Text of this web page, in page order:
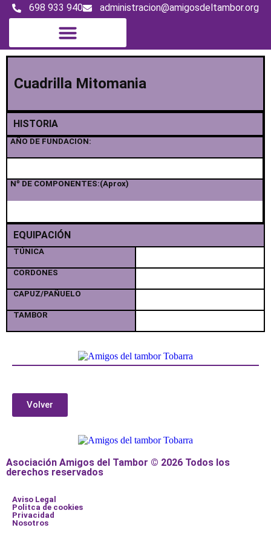
698 933 940 administracion@amigosdeltambor.org
Cuadrilla Mitomania
HISTORIA
AÑO DE FUNDACION:
Nº DE COMPONENTES:(Aprox)
EQUIPACIÓN
TÚNICA
CORDONES
CAPUZ/PAÑUELO
TAMBOR
Volver
Asociación Amigos del Tambor © 2026 Todos los
derechos reservados
Aviso Legal
Politca de cookies
Privacidad
Nosotros